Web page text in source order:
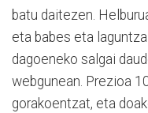
batu daitezen.
eta babes eta
dagoeneko salgai
webgunean. Prezioa
gorakoentzat, eta